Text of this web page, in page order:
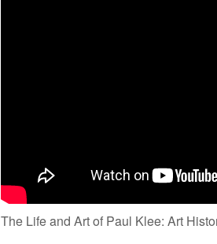
The Life and Art of Paul Klee: Art